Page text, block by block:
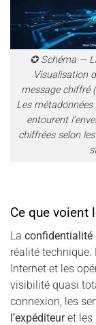
✪ Schéma —
Visualisation
message chiffré
Les métadonnées
entourent
chiffrées selon
Ce que voient
La confidentialité
réalité technique.
Internet et les
visibilité quasi
connexion, les
l’expéditeuret les